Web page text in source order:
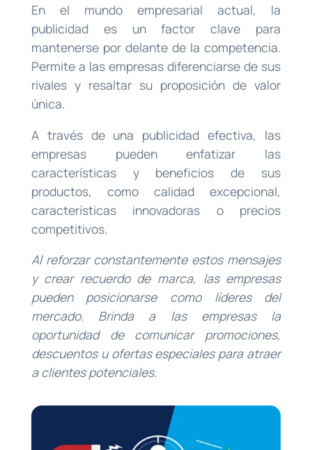
En el mundo empresarial actual, la
publicidad es un factor clave para
mantenerse por delante de la competencia.
Permite a las empresas diferenciarse de sus
rivales y resaltar su proposición de valor
única.
A través de una publicidad efectiva, las
empresas pueden enfatizar las
características y beneficios de sus
productos, como calidad excepcional,
características innovadoras o precios
competitivos.
Al reforzar constantemente estos mensajes
y crear recuerdo de marca, las empresas
pueden posicionarse como líderes del
mercado. Brinda a las empresas la
oportunidad de comunicar promociones,
descuentos u ofertas especiales para atraer
a clientes potenciales.